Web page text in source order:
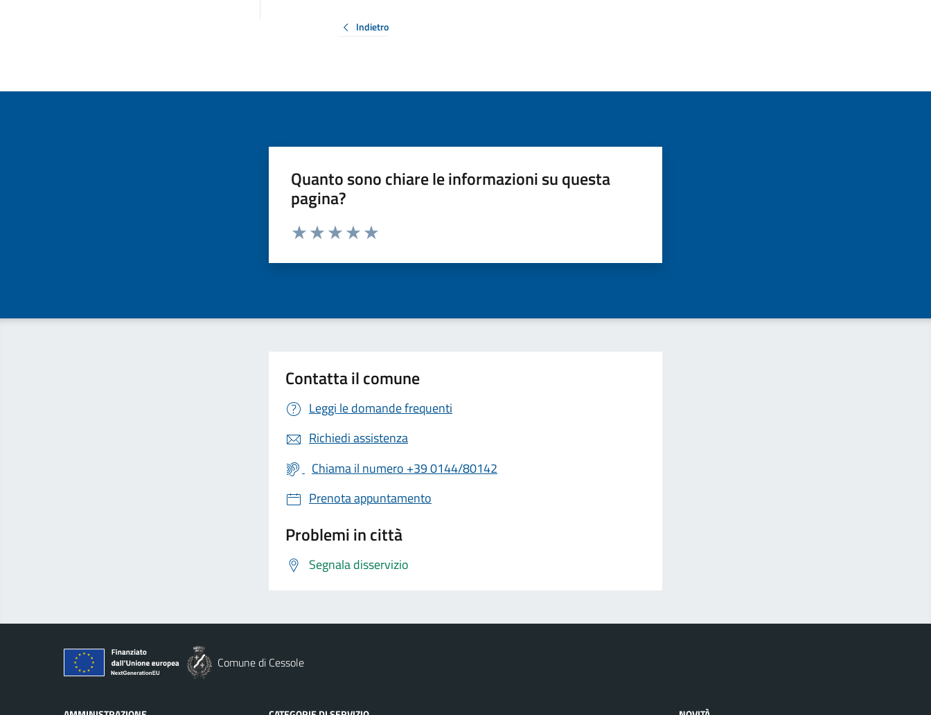
Indietro
Quanto sono chiare le informazioni su questa
pagina?
Valuta da 1 a 5 stelle la pagina
Contatta il comune
Leggi le domande frequenti
Richiedi assistenza
Chiama il numero +39 0144/80142
Prenota appuntamento
Problemi in città
Segnala disservizio
Comune di Cessole